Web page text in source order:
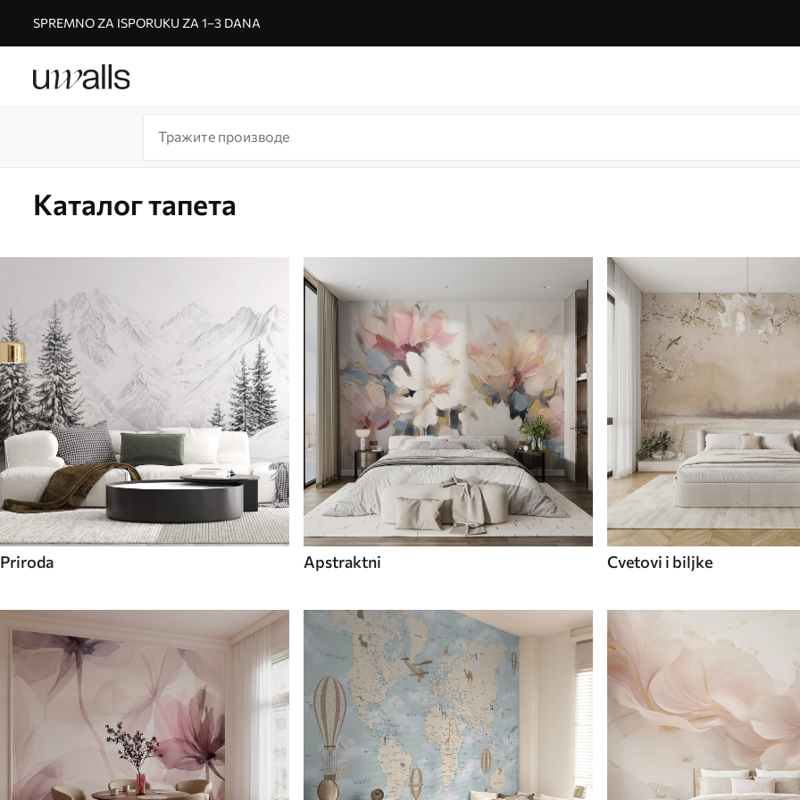
SPREMNO ZA ISPORUKU ZA 1–3 DANA
Каталог тапета
Priroda Apstraktni Cvetovi i biljke